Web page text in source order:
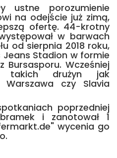
ustne porozumienie
na odejście już zimą,
ofertę. 44-krotny
w barwach
od sierpnia 2018 roku,
Stadion w formie
Wcześniej
takich drużyn jak
Warszawa czy Slavia
poprzedniej
i zanotował 1
wycenia go